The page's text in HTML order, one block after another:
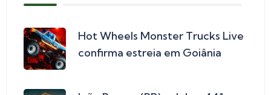
Hot Wheels Monster Trucks Live
confirma estreia em Goiânia